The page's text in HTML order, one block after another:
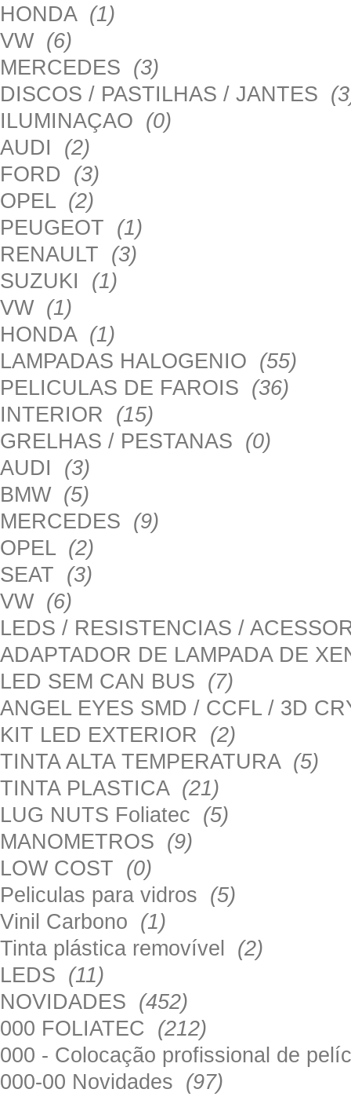
HONDA (1)
VW (6)
MERCEDES (3)
DISCOS / PASTILHAS / JANTES
ILUMINAÇAO (0)
AUDI (2)
FORD (3)
OPEL (2)
PEUGEOT (1)
RENAULT (3)
SUZUKI (1)
VW (1)
HONDA (1)
LAMPADAS HALOGENIO (55)
PELICULAS DE FAROIS (36)
INTERIOR (15)
GRELHAS / PESTANAS (0)
AUDI (3)
BMW (5)
MERCEDES (9)
OPEL (2)
SEAT (3)
VW (6)
LEDS / RESISTENCIAS /
ADAPTADOR DE LAMPADA DE
LED SEM CAN BUS (7)
ANGEL EYES SMD / CCFL / 3D
KIT LED EXTERIOR (2)
TINTA ALTA TEMPERATURA (5)
TINTA PLASTICA (21)
LUG NUTS Foliatec (5)
MANOMETROS (9)
LOW COST (0)
Peliculas para vidros (5)
Vinil Carbono (1)
Tinta plástica removível (2)
LEDS (11)
NOVIDADES (452)
000 FOLIATEC (212)
000 - Colocação profissional de
000-00 Novidades (97)